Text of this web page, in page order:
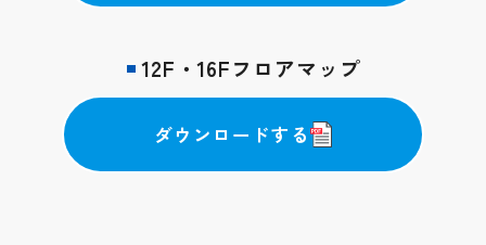
12F・16Fフロアマップ
ダウンロードする